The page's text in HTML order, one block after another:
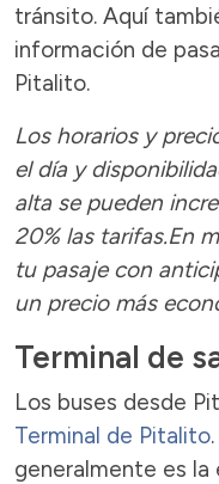
tránsito. Aquí
información de
Pitalito.
Los horarios y
el día y
alta se pueden
20% las tarifas.En
tu pasaje con
un precio más
Terminal de
Los buses desde
Terminal de Pitalito
generalmente es